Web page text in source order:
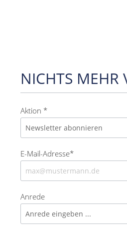
NICHTS MEHR
Aktion *
E-Mail-Adresse*
Anrede